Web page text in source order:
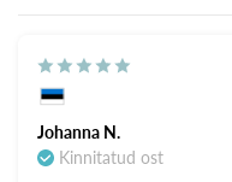
Johanna N.
Kinnitatud ost